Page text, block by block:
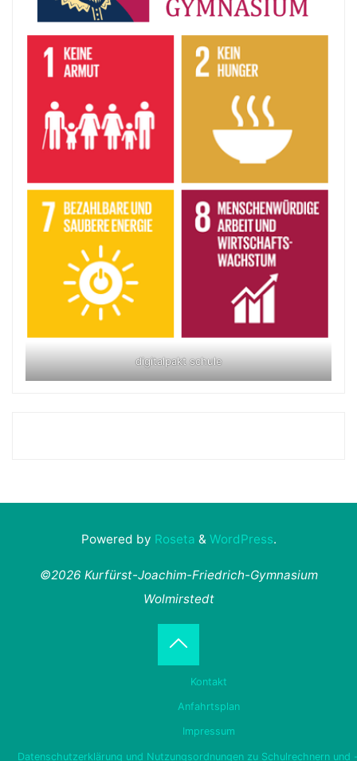
digitalpakt schule
Powered by Roseta & WordPress.
©2026 Kurfürst-Joachim-Friedrich-Gymnasium
Wolmirstedt
Kontakt
Anfahrtsplan
Impressum
Datenschutzerklärung und Nutzungsordnungen zu Schulrechnern und
Back
to
Top